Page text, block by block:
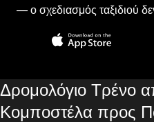
— ο σχεδιασμός ταξιδιού
Δρομολόγιο Τρένο
Κομποστέλα προς